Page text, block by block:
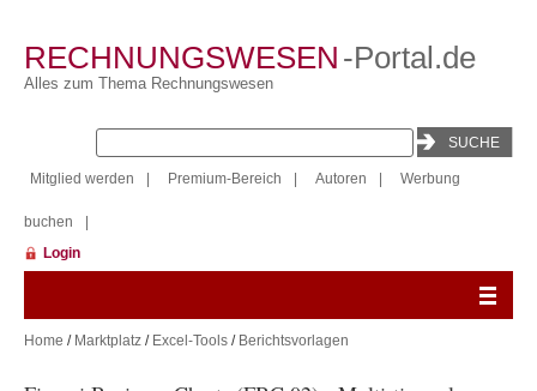
RECHNUNGSWESEN -Portal.de
Alles zum Thema Rechnungswesen
Mitglied werden Premium-Bereich Autoren Werbung
buchen
Login
Home / Marktplatz / Excel-Tools / Berichtsvorlagen